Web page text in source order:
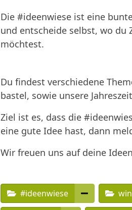
Die #ideenwiese ist eine
und entscheide selbst, wo du
möchtest.
Du findest verschiedene
bastel, sowie unsere
Ziel ist es, dass die
eine gute Idee hast, dann
Wir freuen uns auf deine
#ideenwiese